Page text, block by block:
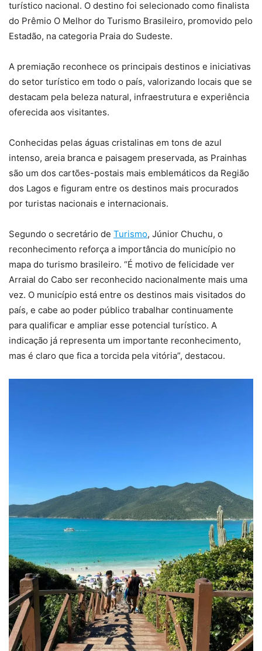
turístico nacional. O destino foi selecionado como finalista
do Prêmio O Melhor do Turismo Brasileiro, promovido pelo
Estadão, na categoria Praia do Sudeste.
A premiação reconhece os principais destinos e iniciativas
do setor turístico em todo o país, valorizando locais que se
destacam pela beleza natural, infraestrutura e experiência
oferecida aos visitantes.
Conhecidas pelas águas cristalinas em tons de azul
intenso, areia branca e paisagem preservada, as Prainhas
são um dos cartões-postais mais emblemáticos da Região
dos Lagos e figuram entre os destinos mais procurados
por turistas nacionais e internacionais.
Segundo o secretário de Turismo, Júnior Chuchu, o
reconhecimento reforça a importância do município no
mapa do turismo brasileiro. “É motivo de felicidade ver
Arraial do Cabo ser reconhecido nacionalmente mais uma
vez. O município está entre os destinos mais visitados do
país, e cabe ao poder público trabalhar continuamente
para qualificar e ampliar esse potencial turístico. A
indicação já representa um importante reconhecimento,
mas é claro que fica a torcida pela vitória”, destacou.